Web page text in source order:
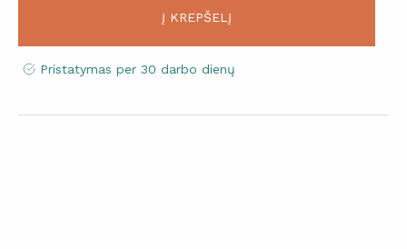
Į KREPŠELĮ
Pristatymas per 30 darbo dienų